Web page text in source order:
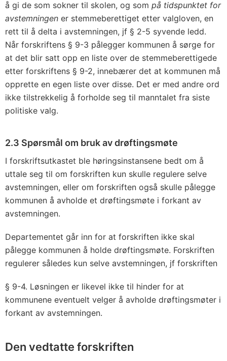
å gi de som sokner til skolen, og som på tidspunktet for
avstemningen er stemmeberettiget etter valgloven, en
rett til å delta i avstemningen, jf § 2-5 syvende ledd.
Når forskriftens § 9-3 pålegger kommunen å sørge for
at det blir satt opp en liste over de stemmeberettigede
etter forskriftens § 9-2, innebærer det at kommunen må
opprette en egen liste over disse. Det er med andre ord
ikke tilstrekkelig å forholde seg til manntalet fra siste
politiske valg.
2.3 Spørsmål om bruk av drøftingsmøte
I forskriftsutkastet ble høringsinstansene bedt om å
uttale seg til om forskriften kun skulle regulere selve
avstemningen, eller om forskriften også skulle pålegge
kommunen å avholde et drøftingsmøte i forkant av
avstemningen.
Departementet går inn for at forskriften ikke skal
pålegge kommunen å holde drøftingsmøte. Forskriften
regulerer således kun selve avstemningen, jf forskriften
§ 9-4. Løsningen er likevel ikke til hinder for at
kommunene eventuelt velger å avholde drøftingsmøter i
forkant av avstemningen.
Den vedtatte forskriften